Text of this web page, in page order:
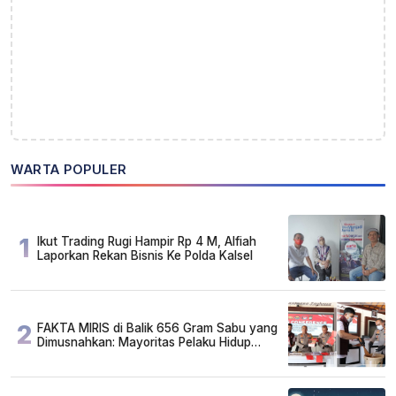
WARTA POPULER
1
Ikut Trading Rugi Hampir Rp 4 M, Alfiah
Laporkan Rekan Bisnis Ke Polda Kalsel
2 FAKTA MIRIS di Balik 656 Gram Sabu yang
Dimusnahkan: Mayoritas Pelaku Hidup